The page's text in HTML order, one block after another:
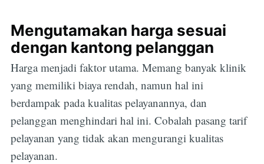
Mengutamakan harga sesuai
dengan kantong pelanggan
Harga menjadi faktor utama. Memang banyak klinik
yang memiliki biaya rendah, namun hal ini
berdampak pada kualitas pelayanannya, dan
pelanggan menghindari hal ini. Cobalah pasang tarif
pelayanan yang tidak akan mengurangi kualitas
pelayanan.